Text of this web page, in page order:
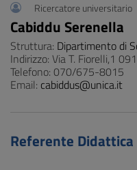
Ricercatore universitario
Cabiddu Serenella
Struttura: Dipartimento di
Indirizzo: Via T. Fiorelli,1
Telefono: 070/675-8015
Email: cabiddus@unica.it
Referente Didattica